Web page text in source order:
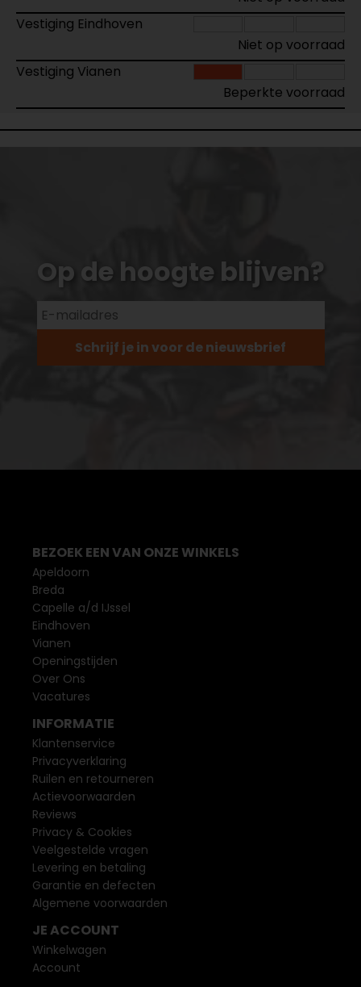
Vestiging Eindhoven
Niet op voorraad
Vestiging Vianen
Beperkte voorraad
Op de hoogte blijven?
Schrijf je in voor de nieuwsbrief
BEZOEK EEN VAN ONZE WINKELS
Apeldoorn
Breda
Capelle a/d IJssel
Eindhoven
Vianen
Openingstijden
Over Ons
Vacatures
INFORMATIE
Klantenservice
Privacyverklaring
Ruilen en retourneren
Actievoorwaarden
Reviews
Privacy & Cookies
Veelgestelde vragen
Levering en betaling
Garantie en defecten
Algemene voorwaarden
JE ACCOUNT
Winkelwagen
Account